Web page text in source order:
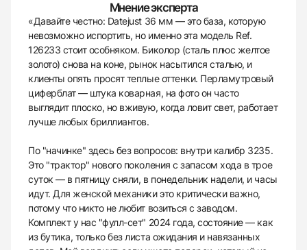
Мнение эксперта
«Давайте честно: Datejust 36 мм — это база, которую
невозможно испортить, но именно эта модель Ref.
126233 стоит особняком. Биколор (сталь плюс желтое
золото) снова на коне, рынок насытился сталью, и
клиенты опять просят теплые оттенки. Перламутровый
циферблат — штука коварная, на фото он часто
выглядит плоско, но вживую, когда ловит свет, работает
лучше любых бриллиантов.
По "начинке" здесь без вопросов: внутри калибр 3235.
Это "трактор" нового поколения с запасом хода в трое
суток — в пятницу сняли, в понедельник надели, и часы
идут. Для женской механики это критически важно,
потому что никто не любит возиться с заводом.
Комплект у нас "фулл-сет" 2024 года, состояние — как
из бутика, только без листа ожидания и навязанных